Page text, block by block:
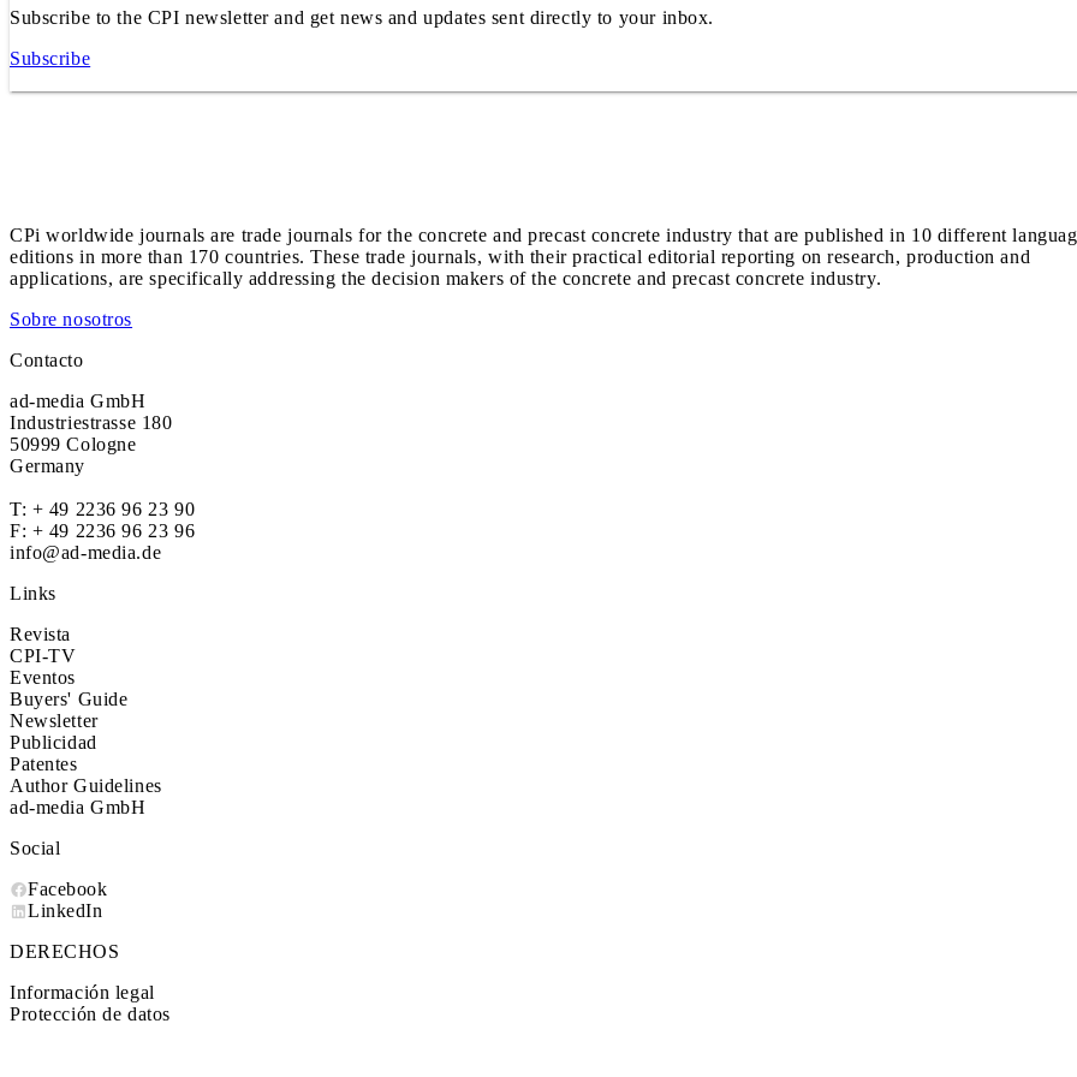
Subscribe to the CPI newsletter and get news and updates sent directly to your inbox.
Subscribe
CPi worldwide journals are trade journals for the concrete and precast concrete industry that are published in 10 different
editions in more than 170 countries. These trade journals, with their practical editorial reporting on research, production and
applications, are specifically addressing the decision makers of the concrete and precast concrete industry.
Sobre nosotros
Contacto
ad-media GmbH
Industriestrasse 180
50999 Cologne
Germany
T: + 49 2236 96 23 90
F: + 49 2236 96 23 96
info@ad-media.de
Links
Revista
CPI-TV
Eventos
Buyers' Guide
Newsletter
Publicidad
Patentes
Author Guidelines
ad-media GmbH
Social
Facebook
LinkedIn
DERECHOS
Información legal
Protección de datos